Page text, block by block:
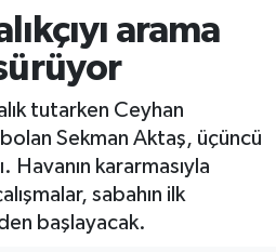
arama
tutarken Ceyhan
Sekman Aktaş, üçüncü
Havanın kararmasıyla
sabahın ilk
başlayacak.
ve Fikstür